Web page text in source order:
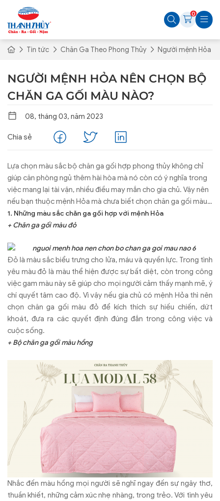
0
Tin tức Chăn Ga Theo Phong Thủy Người mệnh Hỏa
NGƯỜI MỆNH HỎA NÊN CHỌN BỘ
CHĂN GA GỐI MÀU NÀO?
08, tháng 03, năm 2023
Chia sẻ
Lựa chọn màu sắc bộ chăn ga gối hợp phong thủy không chỉ
giúp căn phòng ngủ thêm hài hòa mà nó còn có ý nghĩa trong
việc mang lại tài vận, nhiều điều may mắn cho gia chủ. Vậy nên
nếu bạn thuộc mệnh Hỏa mà chưa biết chọn chăn ga gối màu
nào hợp phong thủy thì hãy tham khảo gợi ý dưới đây nhé!
1. Những màu sắc chăn ga gối hợp với mệnh Hỏa
+ Chăn ga gối màu đỏ
Đỏ là màu sắc biểu trưng cho lửa, máu và quyền lực. Trong tình
yêu màu đỏ là màu thể hiện được sự bất diệt, còn trong công
việc gam màu này sẽ giúp cho mọi người cảm thấy mạnh mẽ, ý
chí quyết tâm cao độ. Vì vậy nếu gia chủ có mệnh Hỏa thì nên
chọn chăn ga gối màu đỏ để kích thích sự hiếu chiến, dứt
khoát, đưa ra các quyết định đúng đắn trong công việc và
cuộc sống.
+ Bộ chăn ga gối màu hồng
Nhắc đến màu hồng mọi người sẽ nghĩ ngay đến sự ngây thơ,
thuần khiết, những cảm xúc nhẹ nhàng, trong trẻo. Với tình yêu